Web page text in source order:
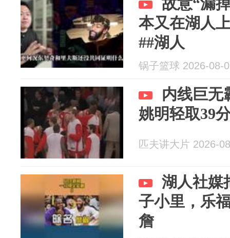
本又在湖人
##湖人
锅子篮球 2026-08-
内线巨无
姚明轻取39
匹夫讲大片 2026-
湖人社媒
子小里，乐
詹